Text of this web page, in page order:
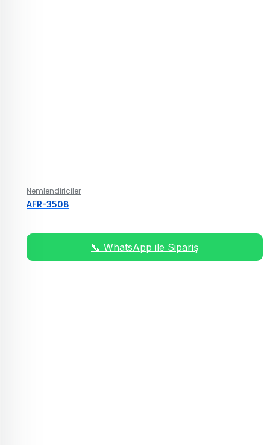
Nemlendiriciler
AFR-3508
📞 WhatsApp ile Sipariş